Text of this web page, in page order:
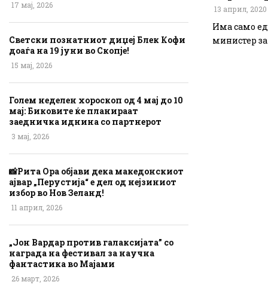
13 април, 2020
Има само
министер
17 мај, 2026
Светски познатниот диџеј Блек Кофи
доаѓа на 19 јуни во Скопје!
15 мај, 2026
Голем неделен хороскоп од 4 мај до 10
мај: Биковите ќе планираат
заедничка иднина со партнерот
3 мај, 2026
📸Рита Ора објави дека македонскиот
ајвар „Перустија“ е дел од нејзиниот
избор во Нов Зеланд!
11 април, 2026
„Јон Вардар против галаксијата” со
награда на фестивал за научна
фантастика во Мајами
26 март, 2026